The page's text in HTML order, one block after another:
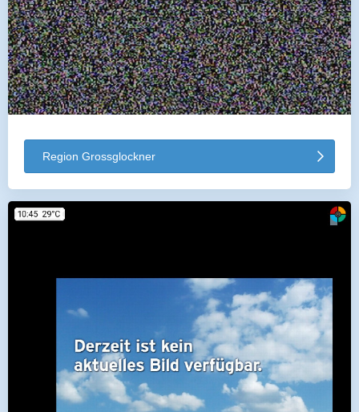
Region Grossglockner